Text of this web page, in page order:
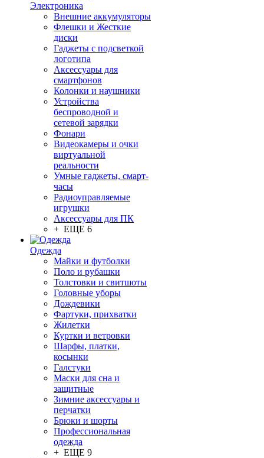
Электроника
Внешние аккумуляторы
Флешки и Жесткие
диски
Гаджеты с подсветкой
логотипа
Аксессуары для
смартфонов
Колонки и наушники
Устройства
беспроводной и
сетевой зарядки
Фонари
Видеокамеры и очки
виртуальной
реальности
Умные гаджеты, смарт-
часы
Радиоуправляемые
игрушки
Аксессуары для ПК
+ ЕЩЕ 6
Одежда
Майки и футболки
Поло и рубашки
Толстовки и свитшоты
Головные уборы
Дождевики
Фартуки, прихватки
Жилетки
Куртки и ветровки
Шарфы, платки,
косынки
Галстуки
Маски для сна и
защитные
Зимние аксессуары и
перчатки
Брюки и шорты
Профессиональная
одежда
+ ЕЩЕ 9